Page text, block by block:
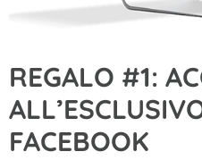
REGALO #1:
FACEBOOK